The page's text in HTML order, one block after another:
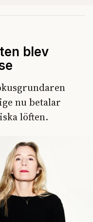
blev
nu betalar
löften.